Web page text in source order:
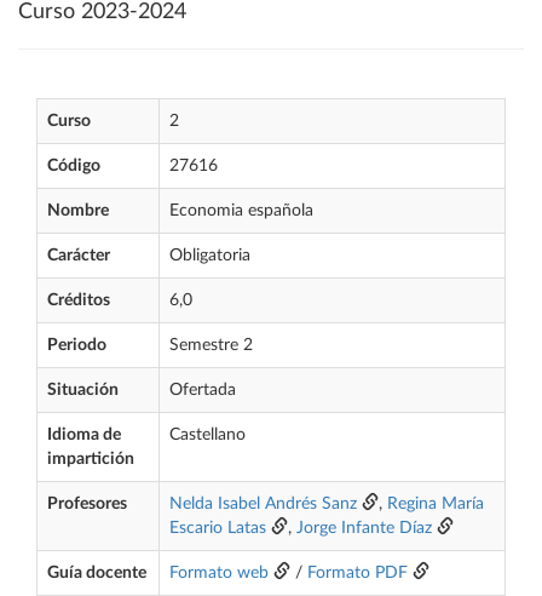
Curso 2023-2024
Curso 2
Código 27616
Nombre Economia española
Carácter Obligatoria
Créditos 6,0
Periodo Semestre 2
Situación Ofertada
Idioma de
impartición
Castellano
Profesores Nelda Isabel Andrés Sanz , Regina María
Escario Latas
, Jorge Infante Díaz
Guía docente Formato web / Formato PDF